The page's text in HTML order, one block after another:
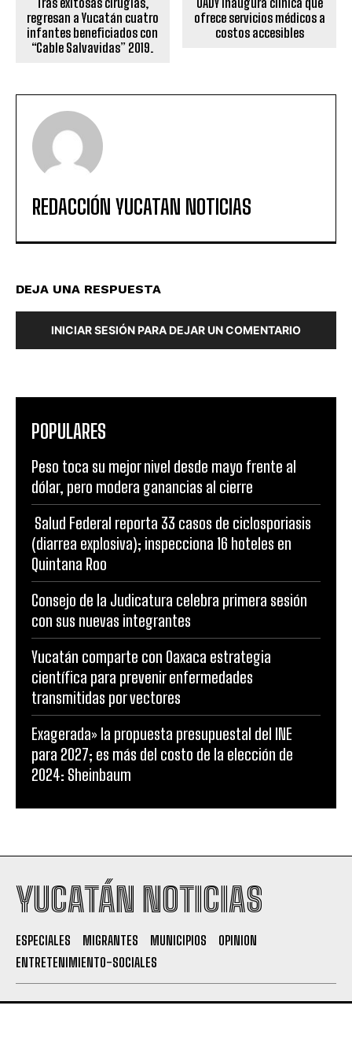
Tras exitosas cirugías,
regresan a Yucatán cuatro
infantes beneficiados con
“Cable Salvavidas” 2019.
UADY inaugura clínica que
ofrece servicios médicos a
costos accesibles
REDACCIÓN YUCATAN NOTICIAS
DEJA UNA RESPUESTA
INICIAR SESIÓN PARA DEJAR UN COMENTARIO
POPULARES
Peso toca su mejor nivel desde mayo frente al
dólar, pero modera ganancias al cierre
Salud Federal reporta 33 casos de ciclosporiasis
(diarrea explosiva); inspecciona 16 hoteles en
Quintana Roo
Consejo de la Judicatura celebra primera sesión
con sus nuevas integrantes
Yucatán comparte con Oaxaca estrategia
científica para prevenir enfermedades
transmitidas por vectores
Exagerada» la propuesta presupuestal del INE
para 2027; es más del costo de la elección de
2024: Sheinbaum
YUCATÁN NOTICIAS
ESPECIALES MIGRANTES MUNICIPIOS
OPINION
ENTRETENIMIENTO-SOCIALES